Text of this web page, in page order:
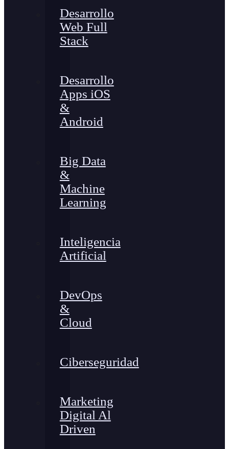
Desarrollo
Web Full
Stack
Desarrollo
Apps iOS
&
Android
Big Data
&
Machine
Learning
Inteligencia
Artificial
DevOps
&
Cloud
Ciberseguridad
Marketing
Digital Al
Driven